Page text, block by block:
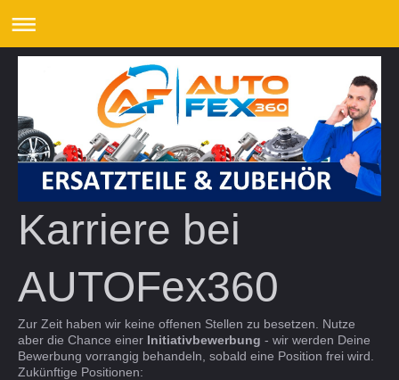
Karriere bei
AUTOFex360
Zur Zeit haben wir keine offenen Stellen zu besetzen. Nutze
aber die Chance einer Initiativbewerbung - wir werden Deine
Bewerbung vorrangig behandeln, sobald eine Position frei wird.
Zukünftige Positionen: